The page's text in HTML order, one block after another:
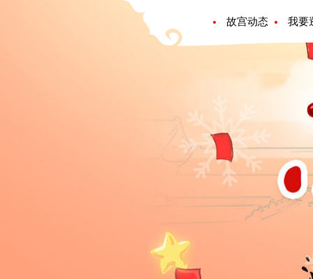
故宫动态 我要